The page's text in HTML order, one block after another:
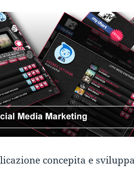
concepita e